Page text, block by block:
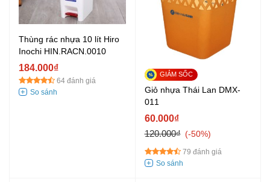
Thùng rác nhựa 10 lít Hiro
Inochi HIN.RACN.0010
184.000₫
64 đánh giá
Giỏ nhựa Thái Lan DMX-
011
60.000₫
120.000₫
-50%
79 đánh giá